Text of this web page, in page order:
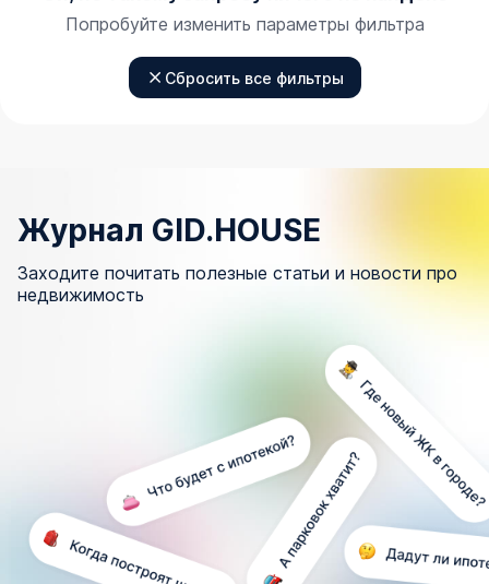
Попробуйте изменить параметры фильтра
Сбросить все фильтры
Журнал GID.HOUSE
Заходите почитать полезные статьи и новости про
недвижимость